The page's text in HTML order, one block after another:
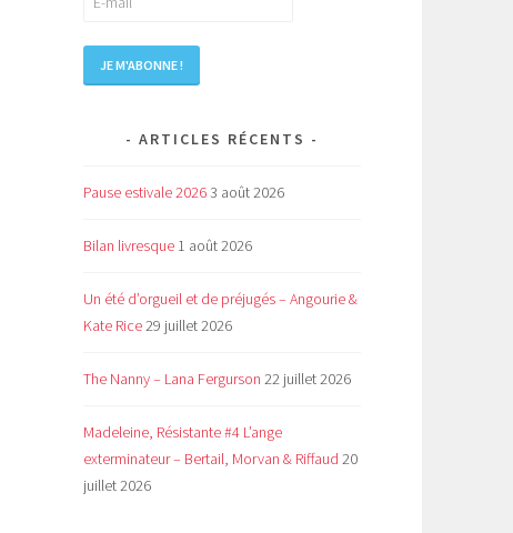
ARTICLES RÉCENTS
Pause estivale 20263 août 2026
Bilan livresque 1 août 2026
Un été d’orgueil et de préjugés – Angourie &
Kate Rice29 juillet 2026
The Nanny – Lana Fergurson 22 juillet 2026
Madeleine, Résistante #4 L’ange
exterminateur – Bertail, Morvan & Riffaud 20
juillet 2026